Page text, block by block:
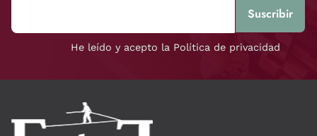
He leído y acepto la Política de privacidad